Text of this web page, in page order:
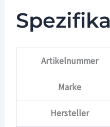
Artikelnummer
Marke
Hersteller